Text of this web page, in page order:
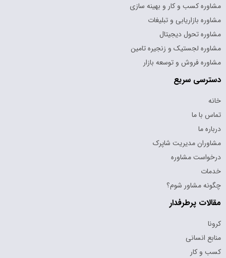
مشاوره کسب و کار و بهینه سازی
مشاوره بازاریابی و تبلیغات
مشاوره تحول دیجیتال
مشاوره لجستیک و زنجیره تامین
مشاوره فروش و توسعه بازار
دسترسی سریع
خانه
تماس با ما
درباره ما
مشاوران مدیریت شاپرک
درخواست مشاوره
خدمات
چگونه مشاور شوم؟
مقالات پرطرفدار
کرونا
منابع انسانی
کسب و کار